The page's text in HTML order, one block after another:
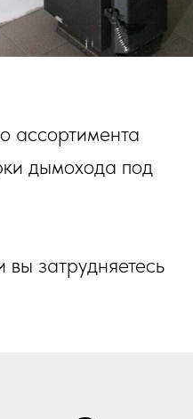
ассортимента
дымохода под
затрудняетесь